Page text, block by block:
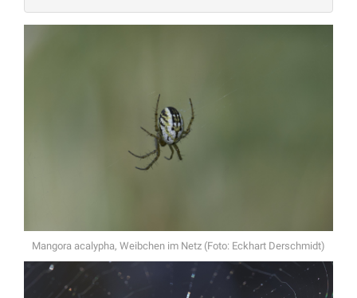
Mangora acalypha, Weibchen im Netz (Foto: Eckhart Derschmidt)